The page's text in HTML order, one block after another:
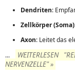
Dendriten:
Zellkörper (Soma)
Axon: Leitet das
...
WEITERLESEN
NERVENZELLE" »